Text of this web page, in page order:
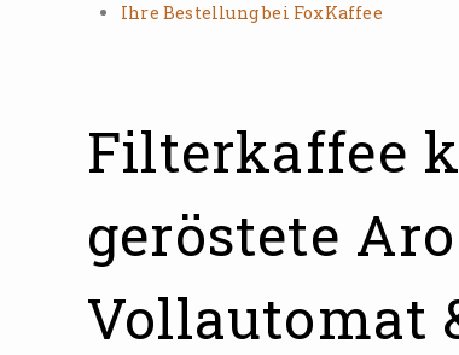
Ihre Bestellung bei FoxKaffee
Filterkaffee
geröstete
Vollautomat